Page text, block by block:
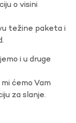
o visini
težine paketa i
i u druge
ćemo Vam
za slanje.